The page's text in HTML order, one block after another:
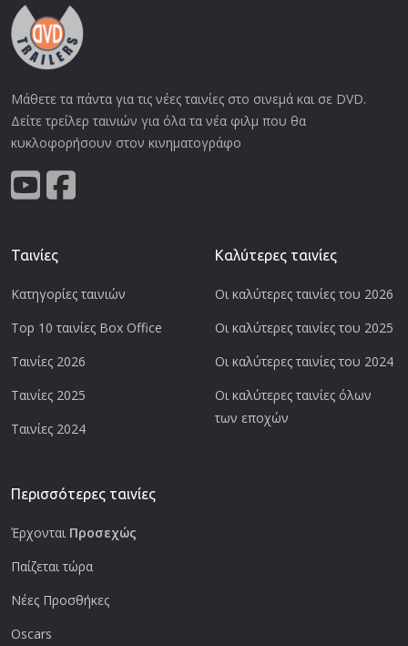
Μάθετε τα πάντα για τις νέες ταινίες στο σινεμά και σε DVD.
Δείτε τρείλερ ταινιών για όλα τα νέα φιλμ που θα
κυκλοφορήσουν στον κινηματογράφο
Ταινίες
Κατηγορίες ταινιών
Top 10 ταινίες Box Office
Ταινίες 2026
Ταινίες 2025
Ταινίες 2024
Καλύτερες ταινίες
Οι καλύτερες ταινίες του 2026
Οι καλύτερες ταινίες του 2025
Οι καλύτερες ταινίες του 2024
Οι καλύτερες ταινίες όλων
των εποχών
Περισσότερες ταινίες
Έρχονται Προσεχώς
Παίζεται τώρα
Νέες Προσθήκες
Oscars